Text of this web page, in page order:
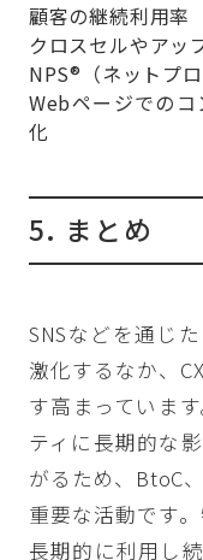
顧客の継続利用率
クロスセルやアッ
NPS®️（ネットプ
Webページでの
化
5. まとめ
SNSなどを通じ
激化するなか、
す高まっていま
ティに長期的な
がるため、BtoC
重要な活動です
長期的に利用し